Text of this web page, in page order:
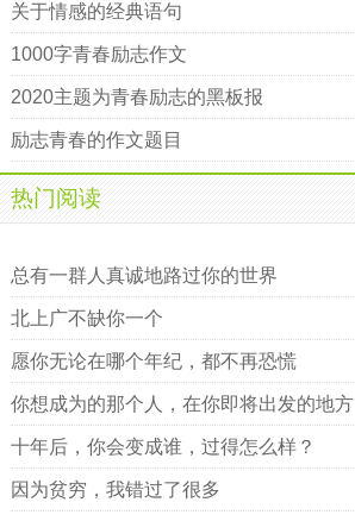
关于情感的经典语句
1000字青春励志作文
2020主题为青春励志的黑板报
励志青春的作文题目
热门阅读
总有一群人真诚地路过你的世界
北上广不缺你一个
愿你无论在哪个年纪，都不再恐慌
你想成为的那个人，在你即将出发的地方
十年后，你会变成谁，过得怎么样？
因为贫穷，我错过了很多